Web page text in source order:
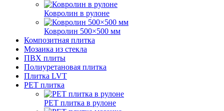
Ковролин в рулоне
Ковролин 500×500 мм
Композитная плитка
Мозаика из стекла
ПВХ плиты
Полиуретановая плитка
Плитка LVT
РЕТ плитка
РЕТ плитка в рулоне